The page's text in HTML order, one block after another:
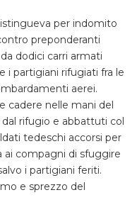
per indomito
preponderanti
dodici carri armati
i partigiani rifugiati fra le
aerei.
cadere nelle mani del
rifugio e abbattuti col
tedeschi accorsi per
ai compagni di sfuggire
i partigiani feriti.
e sprezzo del